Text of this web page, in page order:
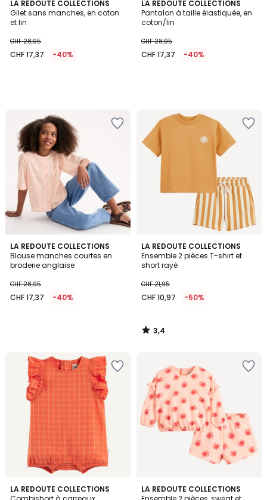
LA REDOUTE COLLECTIONS
Gilet sans manches, en coton
et lin
CHF 28,95
CHF 17,37 -40%
LA REDOUTE COLLECTIONS
Pantalon à taille élastiquée, en
coton/lin
CHF 28,95
CHF 17,37 -40%
LA REDOUTE COLLECTIONS
Blouse manches courtes en
broderie anglaise
CHF 28,95
CHF 17,37 -40%
LA REDOUTE COLLECTIONS
Ensemble 2 pièces T-shirt et
short rayé
CHF 21,95
CHF 10,97 -50%
3,4
/ 5
3,4
/
LA REDOUTE COLLECTIONS
LA REDOUTE COLLECTIONS
5